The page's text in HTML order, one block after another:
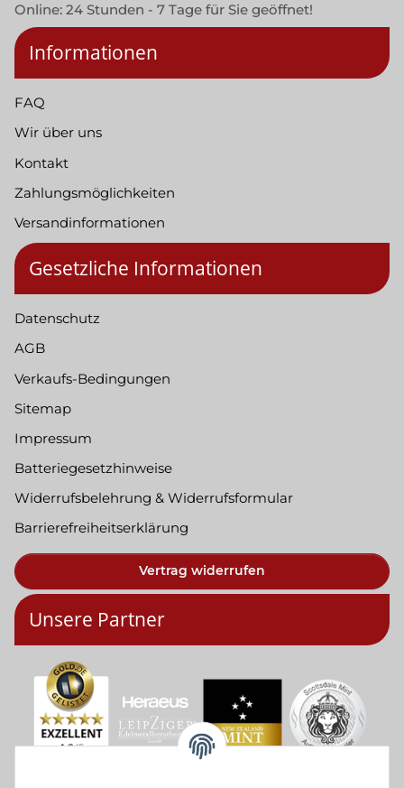
Online: 24 Stunden - 7 Tage für Sie geöffnet!
Informationen
FAQ
Wir über uns
Kontakt
Zahlungsmöglichkeiten
Versandinformationen
Gesetzliche Informationen
Datenschutz
AGB
Verkaufs-Bedingungen
Sitemap
Impressum
Batteriegesetzhinweise
Widerrufsbelehrung & Widerrufsformular
Barrierefreiheitserklärung
Vertrag widerrufen
Unsere Partner